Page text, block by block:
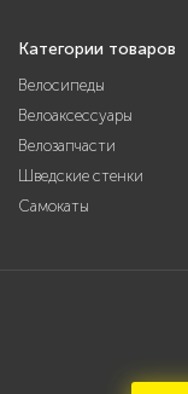
Категории товаров
Велосипеды
Велоаксессуары
Велозапчасти
Шведские стенки
Самокаты